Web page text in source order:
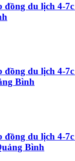
đồng du lịch 4-
đồng du lịch 4-
Bình
đồng du lịch 4-
Bình